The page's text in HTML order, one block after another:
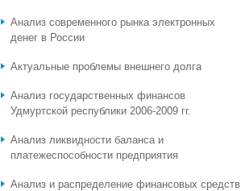
Анализ современного рынка электронных
денег в России
Актуальные проблемы внешнего долга
Анализ государственных финансов
Удмуртской республики 2006-2009 гг.
Анализ ликвидности баланса и
платежеспособности предприятия
Анализ и распределение финансовых средств